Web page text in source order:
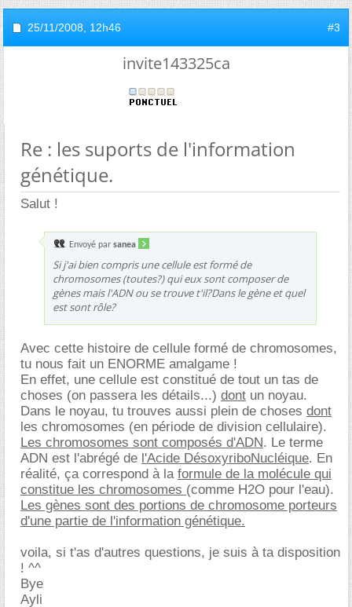
25/11/2008, 12h46 #3
invite143325ca
Re : les suports de l'information
génétique.
Salut !
Envoyé par sanea
Si j'ai bien compris une cellule est formé de
chromosomes (toutes?) qui eux sont composer de
gènes mais l'ADN ou se trouve t'il?Dans le gène et quel
est sont rôle?
Avec cette histoire de cellule formé de chromosomes,
tu nous fait un ENORME amalgame !
En effet, une cellule est constitué de tout un tas de
choses (on passera les détails...) dont un noyau.
Dans le noyau, tu trouves aussi plein de choses dont
les chromosomes (en période de division cellulaire).
Les chromosomes sont composés d'ADN. Le terme
ADN est l'abrégé de l'Acide DésoxyriboNucléique. En
réalité, ça correspond à la formule de la molécule qui
constitue les chromosomes (comme H2O pour l'eau).
Les gènes sont des portions de chromosome porteurs
d'une partie de l'information génétique.
voila, si t'as d'autres questions, je suis à ta disposition
! ^^
Bye
Ayli